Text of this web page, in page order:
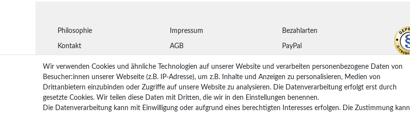
Philosophie
Kontakt
Glossar
Arbeiten bei STYLEGARD
Impressum
AGB
Datenschutz
Lieferung
Rückgaberecht
Bezahlarten
PayPal
Kreditkarten
Kauf auf Rechnung
Wir verwenden Cookies und ähnliche Technologien auf unserer Website und verarbeiten personenbezogene Daten von
Besucher:innen unserer Webseite (z.B. IP-Adresse), um z.B. Inhalte und Anzeigen zu personalisieren, Medien von
Drittanbietern einzubinden oder Zugriffe auf unsere Website zu analysieren. Die Datenverarbeitung erfolgt erst durch
gesetzte Cookies. Wir teilen diese Daten mit Dritten, die wir in den Einstellungen benennen.
Die Datenverarbeitung kann mit Einwilligung oder aufgrund eines berechtigten Interesses erfolgen. Die Zustimmung kann